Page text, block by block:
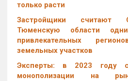
только расти
Застройщики считают
Тюменскую области
привлекательных
земельных участков
Эксперты: в 2023 году
монополизации на